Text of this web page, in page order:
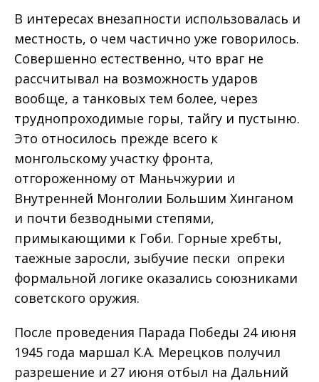
В интересах внезапности использовалась и
местность, о чем частично уже говорилось.
Совершенно естественно, что враг не
рассчитывал на возможность ударов
вообще, а танковых тем более, через
труднопроходимые горы, тайгу и пустыню.
Это относилось прежде всего к
монгольскому участку фронта,
отгороженному от Маньчжурии и
Внутренней Монголии Большим Хинганом
и почти безводными степями,
примыкающими к Гоби. Горные хребты,
таежные заросли, зыбучие пески опреки
формальной логике оказались союзниками
советского оружия.
После проведения Парада Победы 24 июня
1945 года маршал К.А. Мерецков получил
разрешение и 27 июня отбыл на Дальний